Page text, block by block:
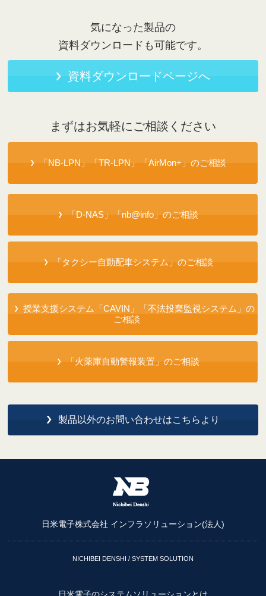
気になった製品の
資料ダウンロードも可能です。
資料ダウンロードページへ
まずはお気軽にご相談ください
「NB-LPN」「TR-LPN」「AirMon+」のご相談
「D-NAS」「nb@info」のご相談
「タクシー自動配車システム」のご相談
授業支援システム「CAVIN」「不法投棄監視システム」の
ご相談
「火薬庫自動警報装置」のご相談
製品以外のお問い合わせはこちらより
日米電子株式会社 インフラソリューション(法人)
NICHIBEI DENSHI / SYSTEM SOLUTION